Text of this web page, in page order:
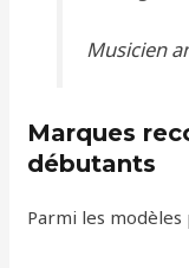
Musicien
Marques
débutants
Parmi les modèles